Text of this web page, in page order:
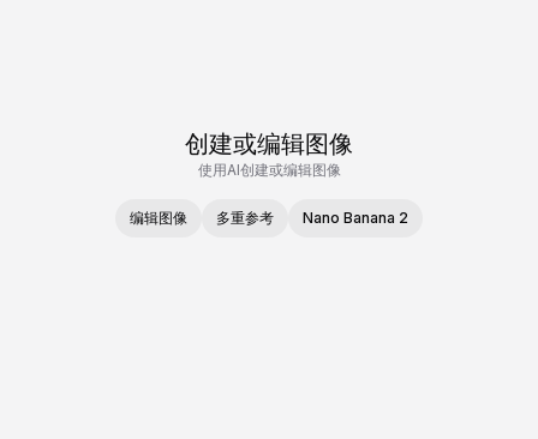
创建或编辑图像
使用AI创建或编辑图像
编辑图像 多重参考 Nano Banana 2